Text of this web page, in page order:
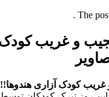
The
و غریب کودک
کودک آزاری هندوها!!